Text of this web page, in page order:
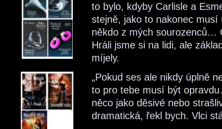
to bylo, kdyby Carlisle a
stejně, jako to nakonec
někdo z mých sourozenců…
Hráli jsme si na lidi, ale
míjely.
„Pokud ses ale nikdy úplně
to pro tebe musí být
něco jako děsivé nebo
dramatická, řekl bych. Vlci